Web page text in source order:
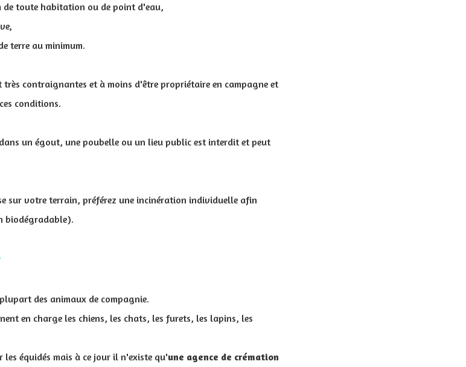
de toute habitation ou de point d'eau,
terre au minimum.
contraignantes et à moins d'être propriétaire en campagne et
conditions.
un égout, une poubelle ou un lieu public est interdit et peut
sur votre terrain, préférez une incinération individuelle afin
biodégradable).
des animaux de compagnie.
en charge les chiens, les chats, les furets, les lapins, les
équidés mais à ce jour il n'existe qu'une agence de crémation